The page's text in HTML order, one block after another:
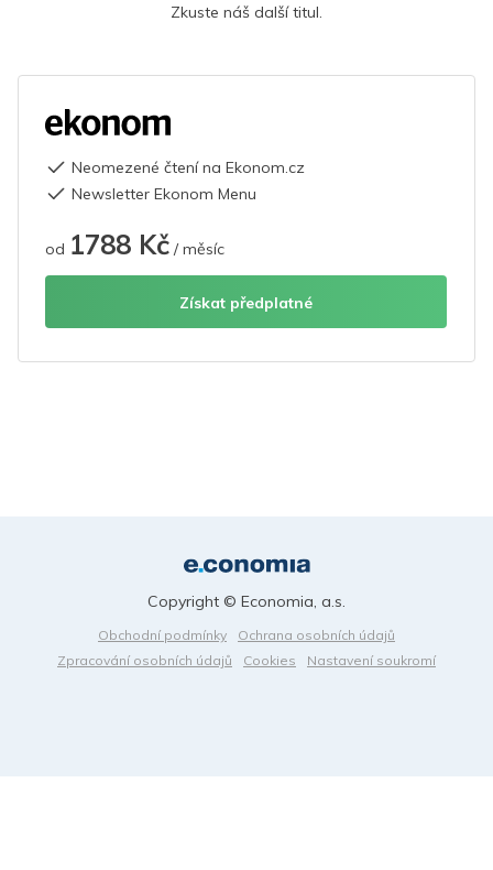
Zkuste náš další titul.
Neomezené čtení na Ekonom.cz
Newsletter Ekonom Menu
od 1788 Kč / měsíc
Získat předplatné
Obchodní podmínky
Ochrana osobních údajů
Zpracování osobních údajů
Cookies Nastavení soukromí
Copyright © Economia, a.s.